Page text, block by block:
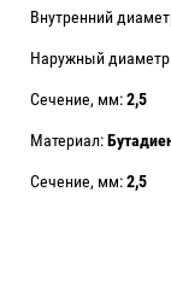
Внутренний
Наружный
Сечение, мм:2,5
Материал:
Сечение, мм:2,5